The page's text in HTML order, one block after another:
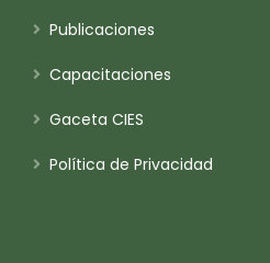
Publicaciones
Capacitaciones
Gaceta CIES
Política de Privacidad